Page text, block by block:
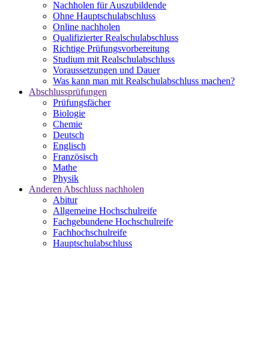
Nachholen für Auszubildende
Ohne Hauptschulabschluss
Online nachholen
Qualifizierter Realschulabschluss
Richtige Prüfungsvorbereitung
Studium mit Realschulabschluss
Voraussetzungen und Dauer
Was kann man mit Realschulabschluss machen?
Abschlussprüfungen
Prüfungsfächer
Biologie
Chemie
Deutsch
Englisch
Französisch
Mathe
Physik
Anderen Abschluss nachholen
Abitur
Allgemeine Hochschulreife
Fachgebundene Hochschulreife
Fachhochschulreife
Hauptschulabschluss